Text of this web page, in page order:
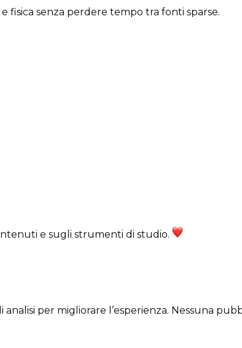
fisica senza perdere tempo tra fonti sparse.
e sugli strumenti di studio.
analisi per migliorare l’esperienza. Nessuna